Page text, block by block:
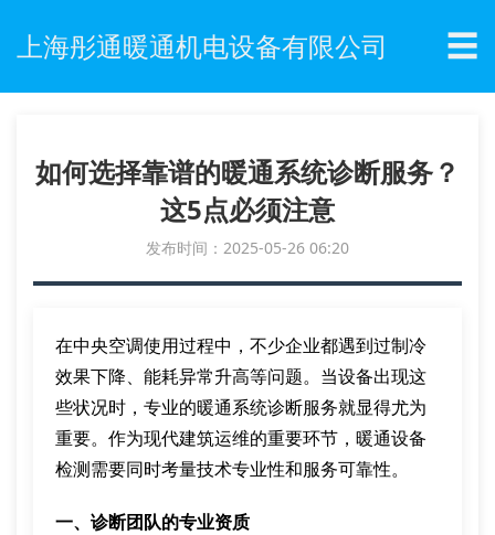
上海彤通暖通机电设备有限公司 ☰
如何选择靠谱的暖通系统诊断服务？
这5点必须注意
发布时间：2025-05-26 06:20
在中央空调使用过程中，不少企业都遇到过制冷
效果下降、能耗异常升高等问题。当设备出现这
些状况时，专业的暖通系统诊断服务就显得尤为
重要。作为现代建筑运维的重要环节，暖通设备
检测需要同时考量技术专业性和服务可靠性。
一、诊断团队的专业资质